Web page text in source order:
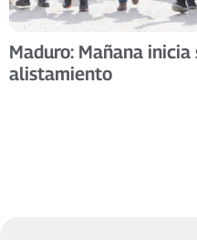
Maduro: Mañana
alistamiento